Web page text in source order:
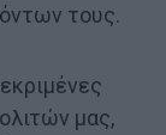
τους.
μας,